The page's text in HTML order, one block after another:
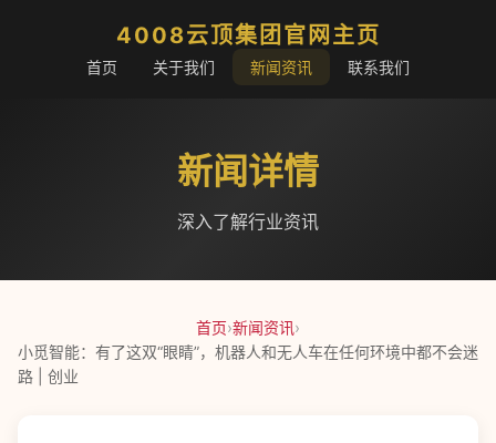
4008云顶集团官网主页
首页 关于我们 新闻资讯 联系我们
新闻详情
深入了解行业资讯
首页›新闻资讯›
小觅智能：有了这双“眼睛”，机器人和无人车在任何环境中都不会迷
路 | 创业